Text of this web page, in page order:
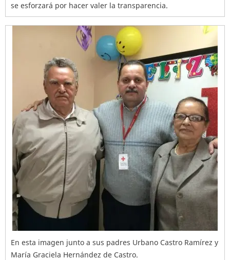
se esforzará por hacer valer la transparencia.
En esta imagen junto a sus padres Urbano Castro Ramírez y
María Graciela Hernández de Castro.